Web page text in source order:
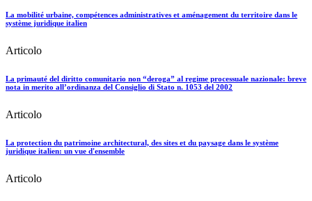
La mobilité urbaine, compétences administratives et aménagement du territoire dans le
système juridique italien
Articolo
La primauté del diritto comunitario non “deroga” al regime processuale nazionale: breve
nota in merito all’ordinanza del Consiglio di Stato n. 1053 del 2002
Articolo
La protection du patrimoine architectural, des sites et du paysage dans le système
juridique italien: un vue d'ensemble
Articolo